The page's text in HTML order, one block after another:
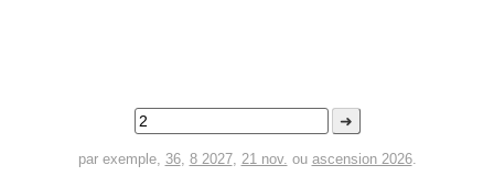
➜
par exemple, 36, 8 2027, 21 nov. ou ascension 2026.